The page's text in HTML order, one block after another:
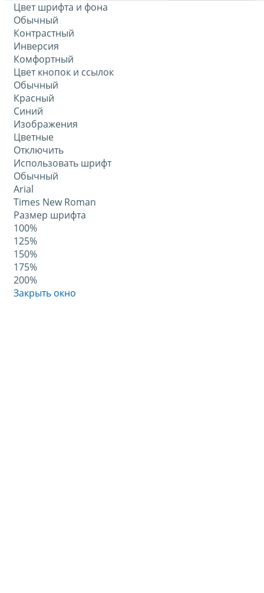
Цвет шрифта и фона
Обычный
Контрастный
Инверсия
Комфортный
Цвет кнопок и ссылок
Обычный
Красный
Синий
Изображения
Цветные
Отключить
Использовать шрифт
Обычный
Arial
Times New Roman
Размер шрифта
100%
125%
150%
175%
200%
Закрыть окно